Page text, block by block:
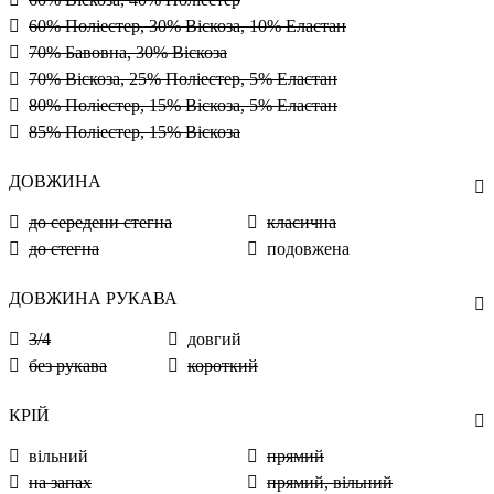
60% Поліестер, 30% Віскоза, 10% Еластан
70% Бавовна, 30% Віскоза
70% Віскоза, 25% Поліестер, 5% Еластан
80% Поліестер, 15% Віскоза, 5% Еластан
85% Поліестер, 15% Віскоза
ДОВЖИНА
до середени стегна
до стегна
класична
подовжена
ДОВЖИНА РУКАВА
3/4
без рукава
довгий
короткий
КРІЙ
вільний
на запах
прямий
прямий, вільний